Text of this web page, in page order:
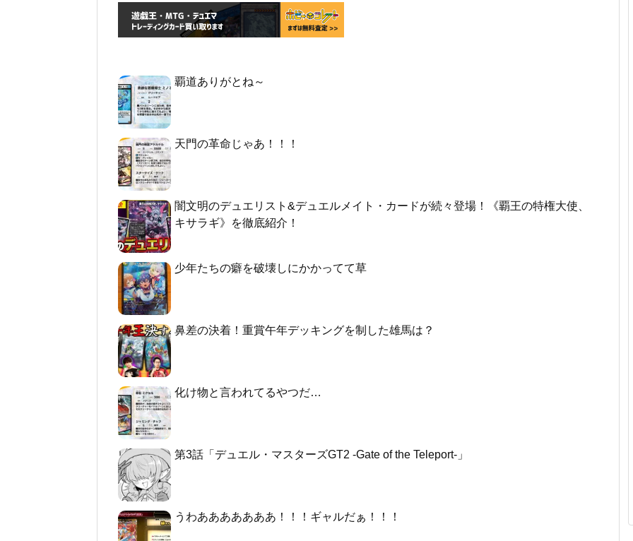
覇道ありがとね～
天門の革命じゃあ！！！
闇文明のデュエリスト&デュエルメイト・カードが続々登場！《覇王の特権大使、
キサラギ》を徹底紹介！
少年たちの癖を破壊しにかかってて草
鼻差の決着！重賞午年デッキングを制した雄馬は？
化け物と言われてるやつだ…
第3話「デュエル・マスターズGT2 -Gate of the Teleport-」
うわあああああああ！！！ギャルだぁ！！！